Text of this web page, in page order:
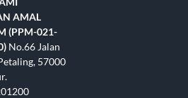
AMAL
(PPM-021-
No.66 Jalan
57000